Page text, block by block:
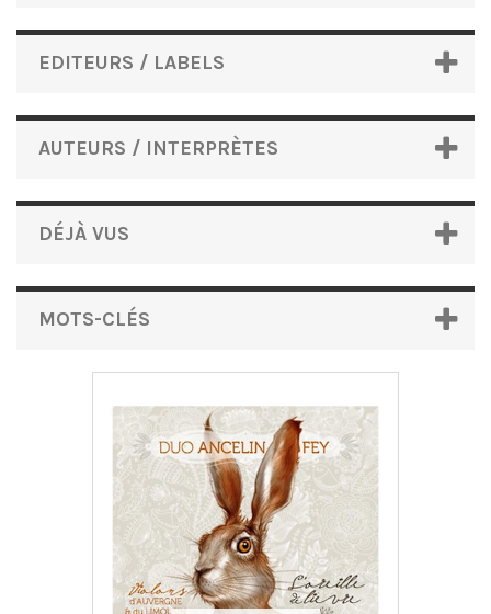
EDITEURS / LABELS
AUTEURS / INTERPRÈTES
DÉJÀ VUS
MOTS-CLÉS